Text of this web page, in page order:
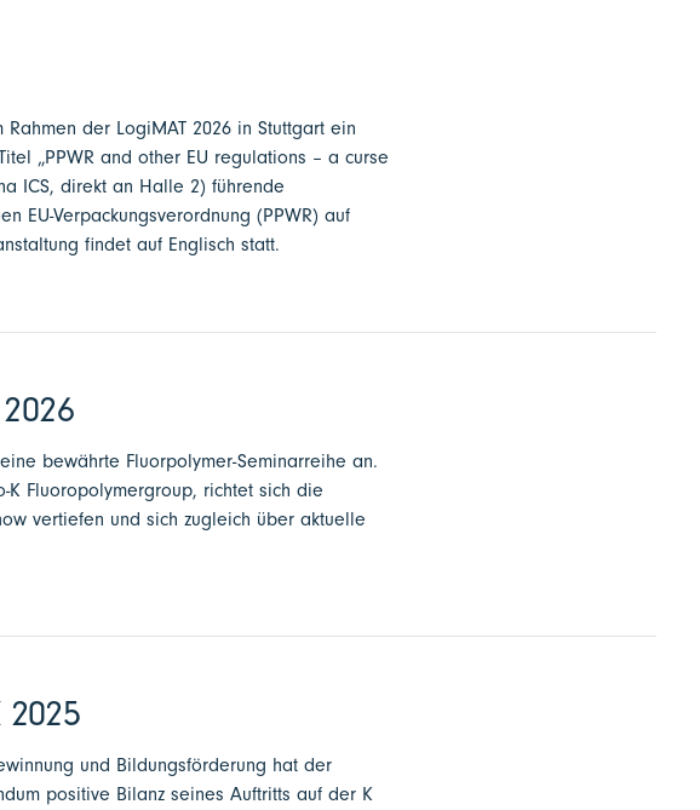
der LogiMAT 2026 in Stuttgart ein
„PPWR and other EU regulations – a curse
ICS, direkt an Halle 2) führende
EU-Verpackungsverordnung (PPWR) auf
findet auf Englisch statt.
bewährte Fluorpolymer-Seminarreihe an.
K Fluoropolymergroup, richtet sich die
vertiefen und sich zugleich über aktuelle
und Bildungsförderung hat der
positive Bilanz seines Auftritts auf der K